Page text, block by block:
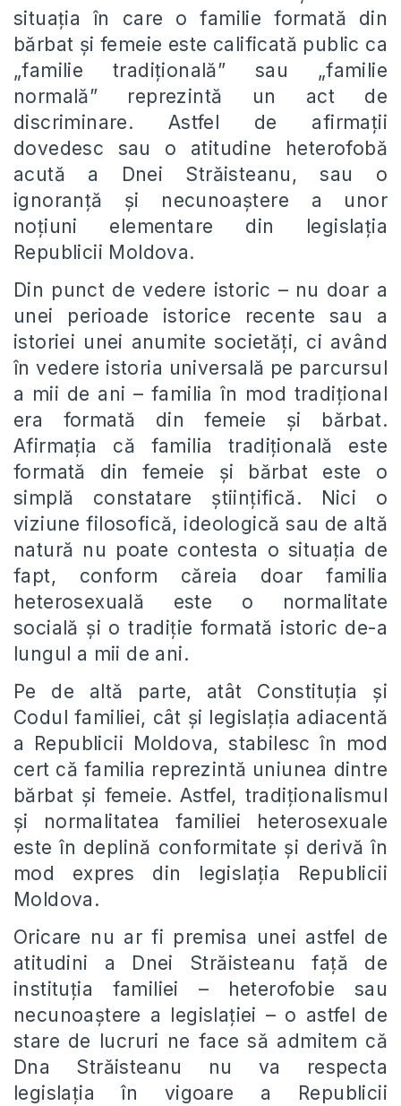
situația în care o familie formată din
bărbat și femeie este calificată public ca
„familie tradițională” sau „familie
normală” reprezintă un act de
discriminare. Astfel de afirmații
dovedesc sau o atitudine heterofobă
acută a Dnei Străisteanu, sau o
ignoranță și necunoaștere a unor
noțiuni elementare din legislația
Republicii Moldova.
Din punct de vedere istoric – nu doar a
unei perioade istorice recente sau a
istoriei unei anumite societăți, ci având
în vedere istoria universală pe parcursul
a mii de ani – familia în mod tradițional
era formată din femeie și bărbat.
Afirmația că familia tradițională este
formată din femeie și bărbat este o
simplă constatare științifică. Nici o
viziune filosofică, ideologică sau de altă
natură nu poate contesta o situația de
fapt, conform căreia doar familia
heterosexuală este o normalitate
socială și o tradiție formată istoric de-a
lungul a mii de ani.
Pe de altă parte, atât Constituția și
Codul familiei, cât și legislația adiacentă
a Republicii Moldova, stabilesc în mod
cert că familia reprezintă uniunea dintre
bărbat și femeie. Astfel, tradiționalismul
și normalitatea familiei heterosexuale
este în deplină conformitate și derivă în
mod expres din legislația Republicii
Moldova.
Oricare nu ar fi premisa unei astfel de
atitudini a Dnei Străisteanu față de
instituția familiei – heterofobie sau
necunoaștere a legislației – o astfel de
stare de lucruri ne face să admitem că
Dna Străisteanu nu va respecta
legislația în vigoare a Republicii